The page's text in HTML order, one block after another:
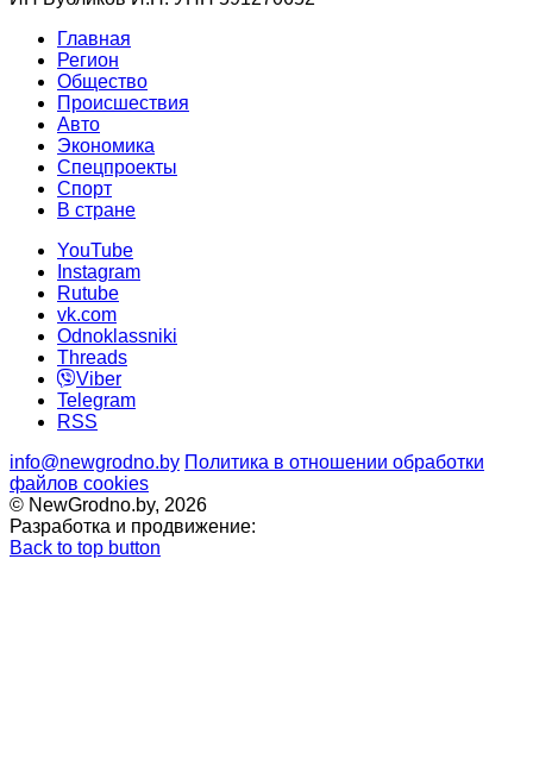
Главная
Регион
Общество
Происшествия
Авто
Экономика
Спецпроекты
Cпорт
В стране
YouTube
Instagram
Rutube
vk.com
Odnoklassniki
Threads
Viber
Telegram
RSS
info@newgrodno.by Политика в отношении обработки
файлов cookies
© NewGrodno.by, 2026
Разработка и продвижение:
Back to top button